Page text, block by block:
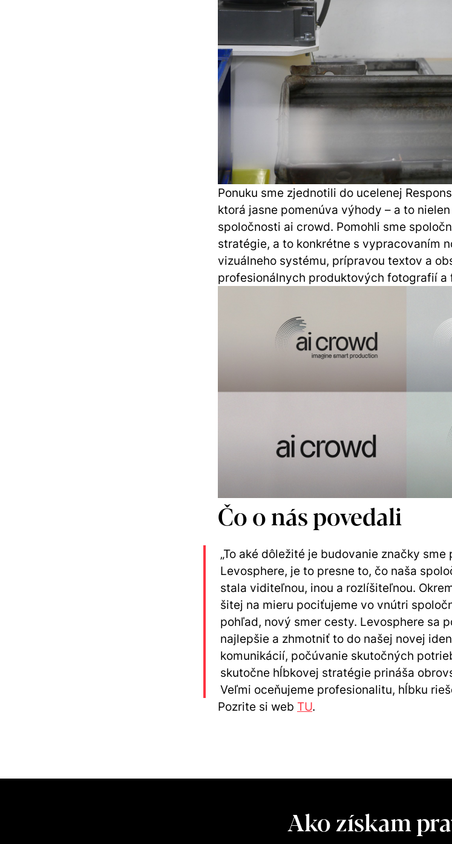
Ponuku sme zjednotili do ucelenej
ktorá jasne pomenúva výhody – a to
spoločnosti ai crowd. Pomohli sme
stratégie, a to konkrétne s vypracovaním
vizuálneho systému, prípravou textov a
profesionálnych produktových fotografií a
Čo o nás povedali
„To aké dôležité je budovanie značky
Levosphere, je to presne to, čo naša
stala viditeľnou, inou a rozlíšiteľnou.
šitej na mieru pociťujeme vo vnútri
pohľad, nový smer cesty. Levosphere sa
najlepšie a zhmotniť to do našej novej
komunikácií, počúvanie skutočných
skutočne hĺbkovej stratégie prináša
Veľmi oceňujeme profesionalitu, hĺbku
Pozrite si web TU.
Ako získam